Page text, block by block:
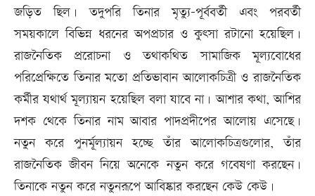
জড়িত ছিল। তদুপরি তিনার মৃত্যু-পূর্ববর্তী এবং পরবর্তী
সময়কালে বিভিন্ন ধরনের অপপ্রচার ও কুৎসা রটানো হয়েছিল।
রাজনৈতিক প্ররোচনা ও তথাকথিত সামাজিক মূল্যবোধের
পরিপ্রেক্ষিতে তিনার মতো প্রতিভাবান আলোকচিত্রী ও রাজনৈতিক
কর্মীর যথার্থ মূল্যায়ন হয়েছিল বলা যাবে না। আশার কথা, আশির
দশক থেকে তিনার নাম আবার পাদপ্রদীপের আলোয় এসেছে।
নতুন করে পুনর্মূল্যায়ন হচ্ছে তাঁর আলোকচিত্রগুলোর, তাঁর
রাজনৈতিক জীবন নিয়ে অনেকে নতুন করে গবেষণা করছেন।
তিনাকে নতুন করে নতুনরূপে আবিষ্কার করছেন কেউ কেউ।